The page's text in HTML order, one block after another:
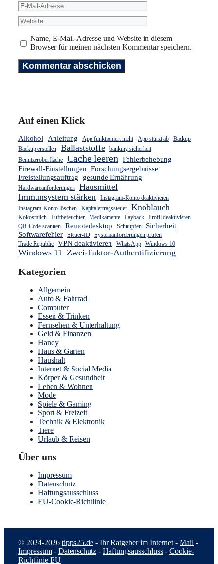
E-
Mail-
Adresse
Website
Name, E-Mail-Adresse und Website in diesem
Browser für meinen nächsten Kommentar speichern.
Auf einen Klick
Alkohol Anleitung App funktioniert nicht App stürzt ab
Backup
Backup erstellen
Ballaststoffe
banking sicherheit
Benutzeroberfläche
Cache leeren Fehlerbehebung
Firewall-Einstellungen Forschungsergebnisse
Freistellungsauftrag
gesunde Ernährung
Hardwareanforderungen
Hausmittel
Immunsystem stärken
Instagram-Konto deaktivieren
Instagram-Konto löschen
Kapitalertragssteuer Knoblauch
Kokosmilch Luftbefeuchter Medikamente Payback
Profil deaktivieren
QR-Code scannen
Remotedesktop Schnupfen
Sicherheit
Softwarefehler
Steuer-ID
Systemanforderungen prüfen
Trade Republic
VPN deaktivieren WhatsApp Windows 10
Windows 11 Zwei-Faktor-Authentifizierung
Kategorien
Allgemein
Auto & Fahrrad
Computer
Essen & Trinken
Fernsehen & Unterhaltung
Geld & Finanzen
Handy
Haus & Garten
Haushalt
Internet & Social Media
Körper & Gesundheit
Leben & Wohnen
Mode
Spiele & Gaming
Sport & Freizeit
Technik & Elektronik
Tiere
Urlaub & Reisen
Über uns
Impressum
Datenschutz
Haftungsausschluss
EU-Cookie-Richtlinie
© 2024-2026 tipps25.de - Ihr Ratgeber im Internet - Mail -
Impressum - Datenschutz - Haftungsausschluss - Cookie-
Richtlinie EU